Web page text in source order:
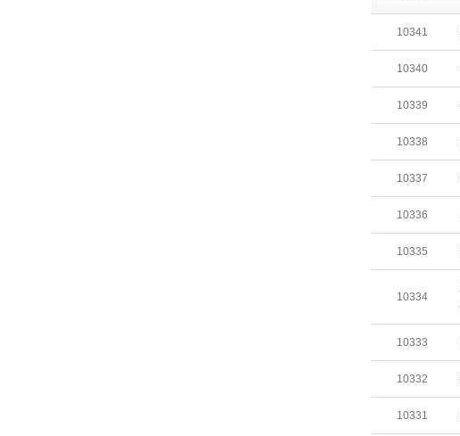
10341
10340
10339
10338
10337
10336
10335
10334
10333
10332
10331